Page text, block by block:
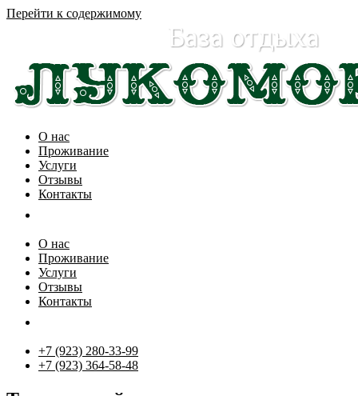
Перейти к содержимому
О нас
Проживание
Услуги
Отзывы
Контакты
О нас
Проживание
Услуги
Отзывы
Контакты
+7 (923) 280-33-99
+7 (923) 364-58-48